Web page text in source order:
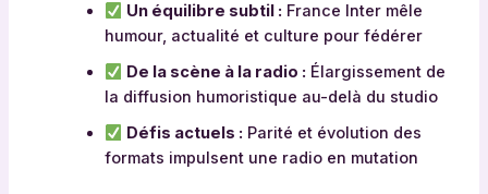
Un équilibre subtil : France Inter mêle
humour, actualité et culture pour fédérer
De la scène à la radio : Élargissement de
la diffusion humoristique au-delà du studio
Défis actuels : Parité et évolution des
formats impulsent une radio en mutation